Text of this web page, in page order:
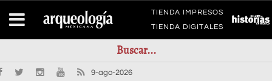
TIENDA IMPRESOS
TIENDA DIGITALES
9-ago-2026